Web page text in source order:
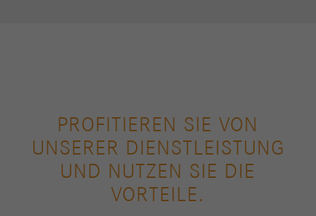
PROFITIEREN SIE VON
UNSERER DIENSTLEISTUNG
UND NUTZEN SIE DIE
VORTEILE.